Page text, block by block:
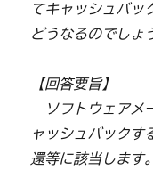
てキャッシュバッ
どうなるのでしょ
【回答要旨】
ソフトウェアメ
ャッシュバックす
還等に該当します。